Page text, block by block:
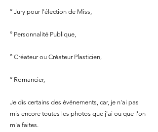
° Jury pour l'élection de Miss,
° Personnalité Publique,
° Créateur ou Créateur Plasticien,
° Romancier,
Je dis certains des événements, car, je n'ai pas
mis encore toutes les photos que j'ai ou que l'on
m'a faites.